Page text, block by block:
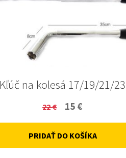
Kľúč na kolesá 17/19/21/23
22€
Original
price
was:
15 €Current
price
is:
PRIDAŤ DO KOŠÍKA